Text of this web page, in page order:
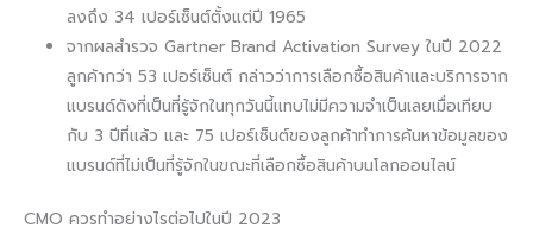
ลงถึง 34 เปอร์เซ็นต์ตั้งแต่ปี 1965
จากผลสำรวจ Gartner Brand Activation Survey ในปี 2022
ลูกค้ากว่า 53 เปอร์เซ็นต์ กล่าวว่าการเลือกซื้อสินค้าและบริการจาก
แบรนด์ดังที่เป็นที่รู้จักในทุกวันนี้แทบไม่มีความจำเป็นเลยเมื่อเทียบ
กับ 3 ปีที่แล้ว และ 75 เปอร์เซ็นต์ของลูกค้าทำการค้นหาข้อมูลของ
แบรนด์ที่ไม่เป็นที่รู้จักในขณะที่เลือกซื้อสินค้าบนโลกออนไลน์
CMO ควรทำอย่างไรต่อไปในปี 2023